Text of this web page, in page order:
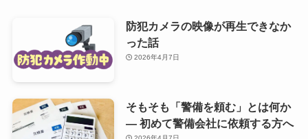
防犯カメラの映像が再生できなか
った話
2026年4月7日
そもそも「警備を頼む」とは何か
— 初めて警備会社に依頼する方へ